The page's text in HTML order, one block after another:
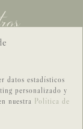
datos estadísticos
personalizado y
nuestra
Política de